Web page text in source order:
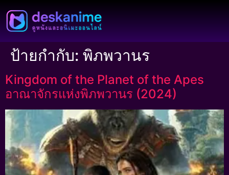
ป้ายกำกับ: พิภพวานร
Kingdom of the Planet of the Apes
อาณาจักรแห่งพิภพวานร (2024)